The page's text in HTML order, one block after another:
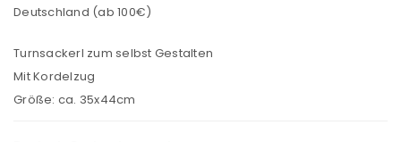
Deutschland (ab 100€)
Turnsackerl zum selbst Gestalten
Mit Kordelzug
Größe: ca. 35x44cm